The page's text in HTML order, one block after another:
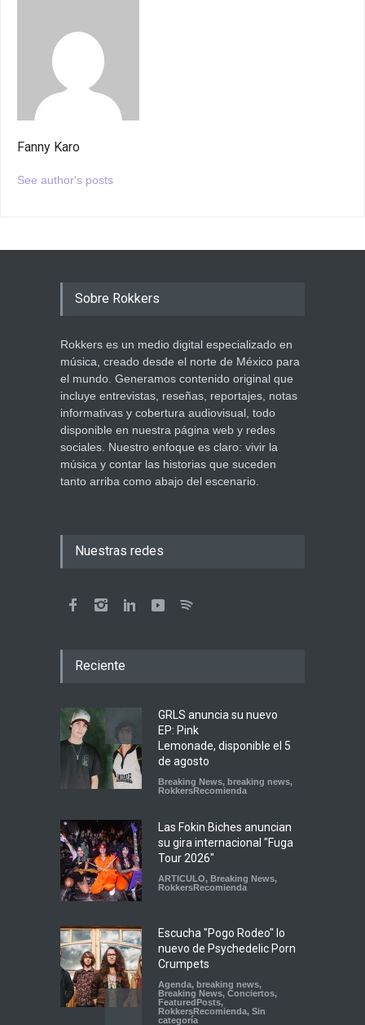
Fanny Karo
See author's posts
Sobre Rokkers
Rokkers es un medio digital especializado en
música, creado desde el norte de México para
el mundo. Generamos contenido original que
incluye entrevistas, reseñas, reportajes, notas
informativas y cobertura audiovisual, todo
disponible en nuestra página web y redes
sociales. Nuestro enfoque es claro: vivir la
música y contar las historias que suceden
tanto arriba como abajo del escenario.
Nuestras redes
Reciente
GRLS anuncia su nuevo
EP: Pink
Lemonade, disponible el 5
de agosto
Breaking News, breaking news,
RokkersRecomienda
Las Fokin Biches anuncian
su gira internacional "Fuga
Tour 2026"
ARTICULO, Breaking News,
RokkersRecomienda
Escucha "Pogo Rodeo" lo
nuevo de Psychedelic Porn
Crumpets
Agenda, breaking news,
Breaking News, Conciertos,
FeaturedPosts,
RokkersRecomienda, Sin
categoría